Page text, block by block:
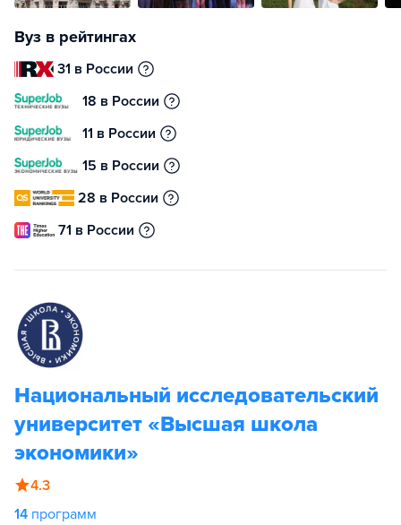
Вуз в рейтингах
31 в России
18 в России
11 в России
15 в России
28 в России
71 в России
Национальный исследовательский
университет «Высшая школа
экономики»
4.3
14 программ